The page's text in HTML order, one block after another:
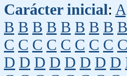
Carácter inicial: A
B B B B B B B B B
C C C C C C C C C
D D D D D D D D